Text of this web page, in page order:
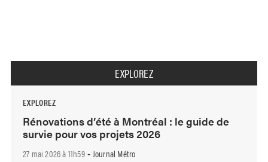
EXPLOREZ
EXPLOREZ
Rénovations d’été à Montréal : le guide de
survie pour vos projets 2026
27 mai 2026 à 11h59- Journal Métro